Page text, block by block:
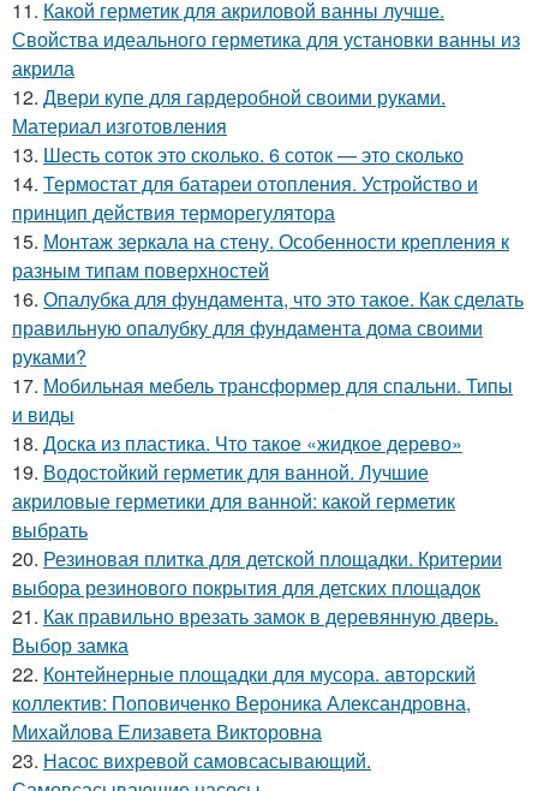
11. Какой герметик для акриловой ванны лучше.
Свойства идеального герметика для установки ванны из
акрила
12. Двери купе для гардеробной своими руками.
Материал изготовления
13. Шесть соток это сколько. 6 соток — это сколько
14. Термостат для батареи отопления. Устройство и
принцип действия терморегулятора
15. Монтаж зеркала на стену. Особенности крепления к
разным типам поверхностей
16. Опалубка для фундамента, что это такое. Как сделать
правильную опалубку для фундамента дома своими
руками?
17. Мобильная мебель трансформер для спальни. Типы
и виды
18. Доска из пластика. Что такое «жидкое дерево»
19. Водостойкий герметик для ванной. Лучшие
акриловые герметики для ванной: какой герметик
выбрать
20. Резиновая плитка для детской площадки. Критерии
выбора резинового покрытия для детских площадок
21. Как правильно врезать замок в деревянную дверь.
Выбор замка
22. Контейнерные площадки для мусора. авторский
коллектив: Поповиченко Вероника Александровна,
Михайлова Елизавета Викторовна
23. Насос вихревой самовсасывающий.